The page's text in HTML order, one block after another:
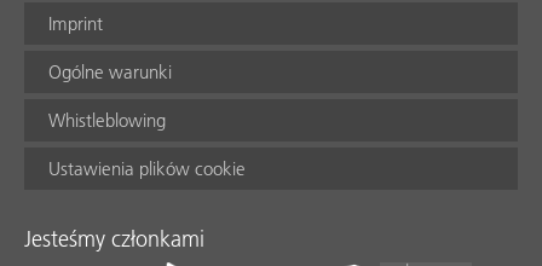
Imprint
Ogólne warunki
Whistleblowing
Ustawienia plików cookie
Jesteśmy członkami